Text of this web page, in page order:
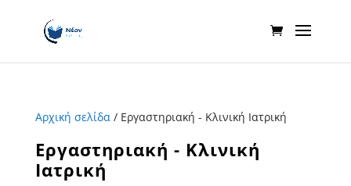
Αρχική σελίδα/ Εργαστηριακή - Κλινική Ιατρική
Εργαστηριακή - Κλινική
Ιατρική